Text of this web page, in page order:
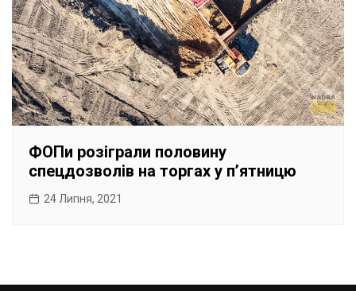
ФОПи розіграли половину
спецдозволів на торгах у п’ятницю
24 Липня, 2021